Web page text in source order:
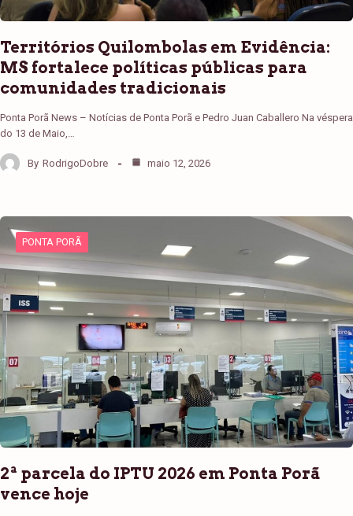
Territórios Quilombolas em Evidência:
MS fortalece políticas públicas para
comunidades tradicionais
Ponta Porã News – Notícias de Ponta Porã e Pedro Juan Caballero Na véspera
do 13 de Maio,…
By RodrigoDobre maio 12, 2026
PONTA PORÃ
2ª parcela do IPTU 2026 em Ponta Porã
vence hoje